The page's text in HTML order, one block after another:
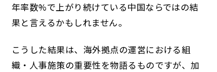
年率数%で上がり続けている中国ならではの結
果と言えるかもしれません。
こうした結果は、海外拠点の運営における組
織・人事施策の重要性を物語るものですが、加